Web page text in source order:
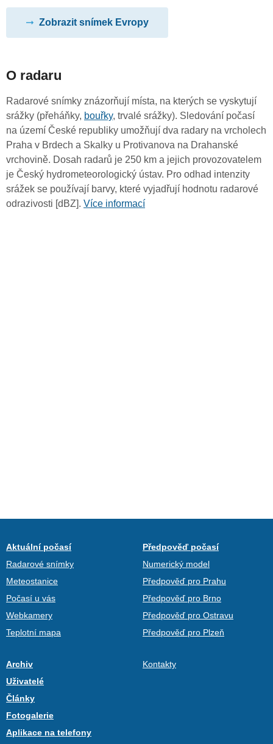
Zobrazit snímek Evropy
O radaru
Radarové snímky znázorňují místa, na kterých se vyskytují
srážky (přeháňky, bouřky, trvalé srážky). Sledování počasí
na území České republiky umožňují dva radary na vrcholech
Praha v Brdech a Skalky u Protivanova na Drahanské
vrchovině. Dosah radarů je 250 km a jejich provozovatelem
je Český hydrometeorologický ústav. Pro odhad intenzity
srážek se používají barvy, které vyjadřují hodnotu radarové
odrazivosti [dBZ]. Více informací
Aktuální počasí
Radarové snímky
Meteostanice
Počasí u vás
Webkamery
Teplotní mapa
Předpověď počasí
Numerický model
Předpověď pro Prahu
Předpověď pro Brno
Předpověď pro Ostravu
Předpověď pro Plzeň
Archiv
Uživatelé
Články
Fotogalerie
Aplikace na telefony
Kontakty